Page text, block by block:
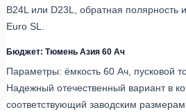
B24L или D23L, обратная полярность
Euro SL.
Бюджет: Тюмень Азия 60 Ач
Параметры: ёмкость 60 Ач, пусковой
Надежный отечественный вариант в
соответствующий заводским